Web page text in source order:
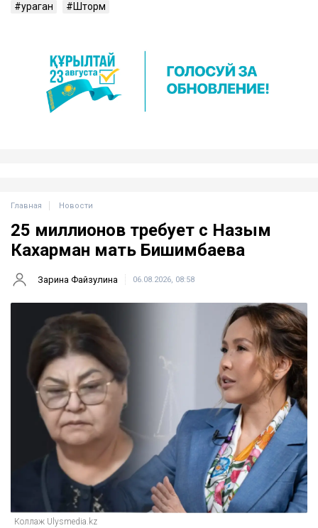
ураган
Шторм
Главная Новости
25 миллионов требует с Назым
Кахарман мать Бишимбаева
Зарина Файзулина 06.08.2026, 08:58
Коллаж Ulysmedia.kz